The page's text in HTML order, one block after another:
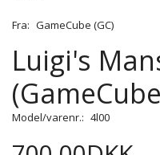
Fra: GameCube (GC)
Luigi's
Model/varenr.: 4l00